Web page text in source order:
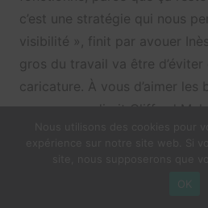
c’est une stratégie qui nous
visibilité », finit par avouer
gros du travail va être
caricature. À vous d’aimer les
car, comme dirait Clifford
OK